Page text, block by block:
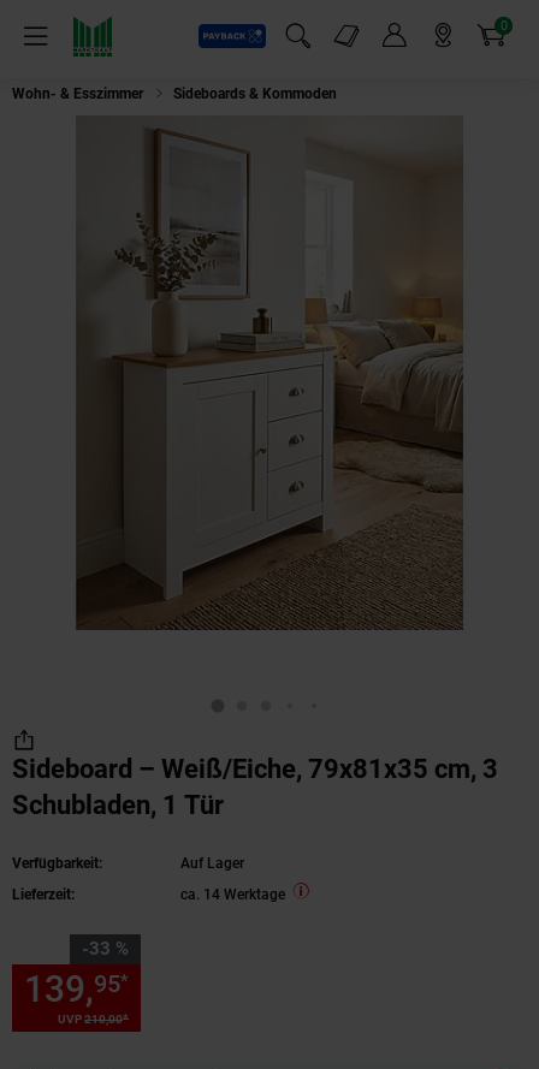
Menü
Payback
Suchfeld einblenden
Markt-Angebote 0
Artikel
Wohn- & Esszimmer Sideboards & Kommoden
Sideboard – Weiß/Eiche, 79x81x35 cm, 3
Schubladen, 1 Tür
Verfügbarkeit:
Auf Lager
Lieferzeit:
ca. 14 Werktage
-33 %
Sie Sparen 33 Prozent,
UVP210,00*
139,95*